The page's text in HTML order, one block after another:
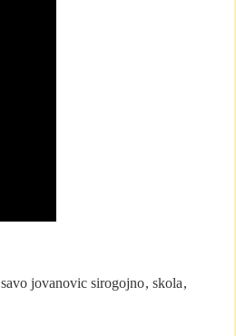
savo jovanovic sirogojno skola